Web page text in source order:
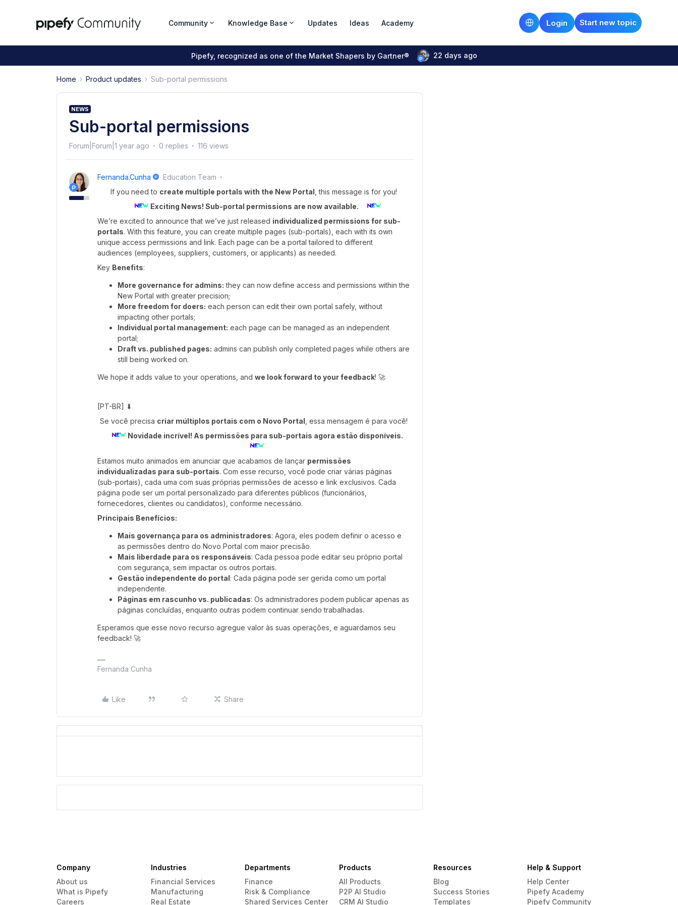
Community Knowledge Base Updates Ideas Academy Start new topic
Login
Pipefy, recognized as one of the Market Shapers by Gartner® 22 days ago
Home Product updates Sub-portal permissions
NEWS
Sub-portal permissions
Forum|Forum|1 year ago 0 replies 116 views
Fernanda.cunha
Education Team
If you need to create multiple portals with the New Portal , this message is for you!
Exciting News! Sub-portal permissions are now available.
We’re excited to announce that we’ve just released individualized permissions for sub-
portals. With this feature, you can create multiple pages (sub-portals), each with its own
unique access permissions and link. Each page can be a portal tailored to different
audiences (employees, suppliers, customers, or applicants) as needed.
Key Benefits:
More governance for admins: they can now define access and permissions within the
New Portal with greater precision;
More freedom for doers: each person can edit their own portal safely, without
impacting other portals;
Individual portal management: each page can be managed as an independent
portal;
Draft vs. published pages: admins can publish only completed pages while others are
still being worked on.
We hope it adds value to your operations, and we look forward to your feedback! 🚀
[PT-BR] ⬇
Se você precisa criar múltiplos portais com o Novo Portal , essa mensagem é para você!
Novidade incrível! As permissões para sub-portais agora estão disponíveis.
Estamos muito animados em anunciar que acabamos de lançar permissões
individualizadas para sub-portais. Com esse recurso, você pode criar várias páginas
(sub-portais), cada uma com suas próprias permissões de acesso e link exclusivos. Cada
página pode ser um portal personalizado para diferentes públicos (funcionários,
fornecedores, clientes ou candidatos), conforme necessário.
Principais Benefícios:
Mais governança para os administradores: Agora, eles podem definir o acesso e
as permissões dentro do Novo Portal com maior precisão.
Mais liberdade para os responsáveis: Cada pessoa pode editar seu próprio portal
com segurança, sem impactar os outros portais.
Gestão independente do portal: Cada página pode ser gerida como um portal
independente.
Páginas em rascunho vs. publicadas: Os administradores podem publicar apenas as
páginas concluídas, enquanto outras podem continuar sendo trabalhadas.
Esperamos que esse novo recurso agregue valor às suas operações, e aguardamos seu
feedback! 🚀
Fernanda Cunha
Like Share
Company
About us
What is Pipefy
Careers
Industries
Financial Services
Manufacturing
Real Estate
Departments
Finance
Risk & Compliance
Shared Services Center
Products
All Products
P2P AI Studio
CRM AI Studio
Resources
Blog
Success Stories
Templates
Help & Support
Help Center
Pipefy Academy
Pipefy Community